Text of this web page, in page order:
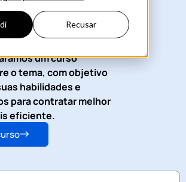
Recusar
alinhados com as
entidade governamental.
um curso
o tema, com objetivo
habilidades e
para contratar melhor
eficiente.